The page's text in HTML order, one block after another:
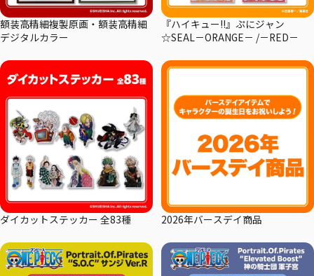
額装高精細複製原画・額装高精細
デジタルカラー
『ハイキュー!!』ぷにジャン
☆SEAL－ORANGE－ /－RED－
ダイカットステッカー 全83種 2026年バースデイ商品